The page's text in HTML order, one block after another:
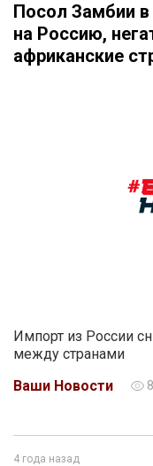
Посол Замбии
на Россию,
африканские
Импорт из России
между странами
Ваши Новости
4 года назад